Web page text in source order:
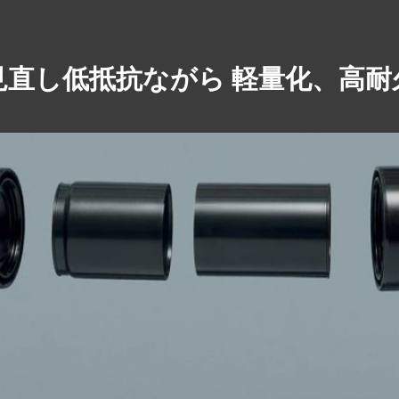
し低抵抗ながら 軽量化、高